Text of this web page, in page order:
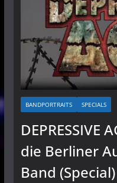
BANDPORTRAITS SPECIALS
DEPRESSIVE
die Berliner
Band (Special)